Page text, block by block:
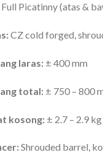
Picatinny (atas &
CZ cold forged,
laras:± 400 mm
total:± 750 – 800
kosong:± 2.7 – 2.9 kg
Shrouded barrel,